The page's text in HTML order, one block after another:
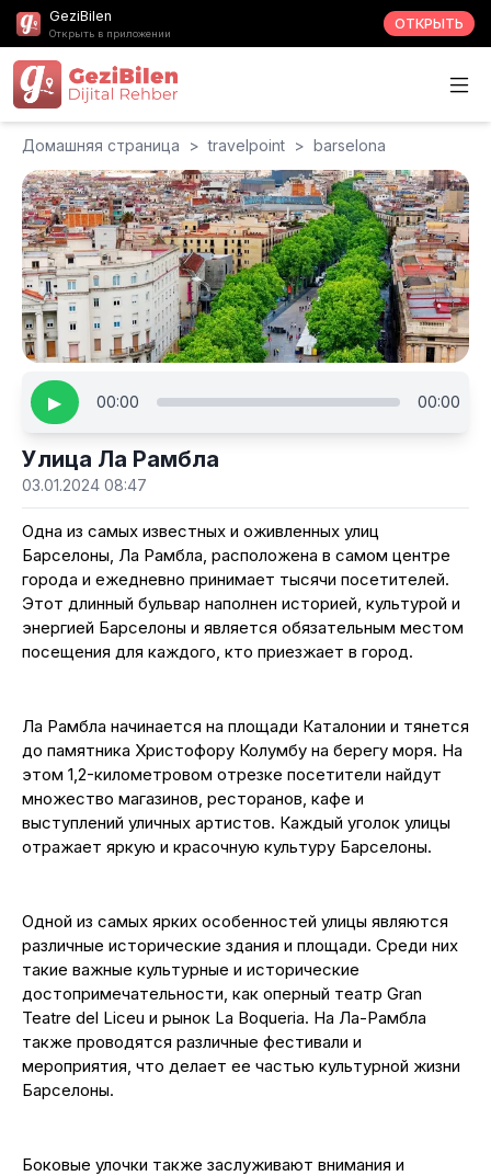
GeziBilen
Открыть в приложении
ОТКРЫТЬ
Домашняя страница > travelpoint > barselona
▶ 00:00 00:00
Улица Ла Рамбла
03.01.2024 08:47
Одна из самых известных и оживленных улиц
Барселоны, Ла Рамбла, расположена в самом центре
города и ежедневно принимает тысячи посетителей.
Этот длинный бульвар наполнен историей, культурой и
энергией Барселоны и является обязательным местом
посещения для каждого, кто приезжает в город.
Ла Рамбла начинается на площади Каталонии и тянется
до памятника Христофору Колумбу на берегу моря. На
этом 1,2-километровом отрезке посетители найдут
множество магазинов, ресторанов, кафе и
выступлений уличных артистов. Каждый уголок улицы
отражает яркую и красочную культуру Барселоны.
Одной из самых ярких особенностей улицы являются
различные исторические здания и площади. Среди них
такие важные культурные и исторические
достопримечательности, как оперный театр Gran
Teatre del Liceu и рынок La Boqueria. На Ла-Рамбла
также проводятся различные фестивали и
мероприятия, что делает ее частью культурной жизни
Барселоны.
Боковые улочки также заслуживают внимания и